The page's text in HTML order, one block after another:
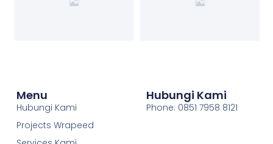
Menu
Hubungi Kami
Projects Wrapeed
Hubungi Kami
Phone: 0851 7958 8121